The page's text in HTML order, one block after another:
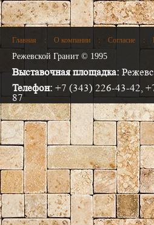
Главная : О компании : Согласие :
Режевской Гранит © 1995
Выставочная площадка:
Телефон: +7 (343) 226-43-42,
87
Электронная почта:info@progranit.pro